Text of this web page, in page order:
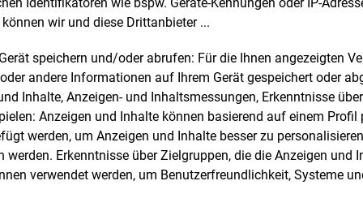
wir und diese Drittanbieter ...
speichern und/oder abrufen: Für die Ihnen angezeigten
andere Informationen auf Ihrem Gerät gespeichert oder
Inhalte, Anzeigen- und Inhaltsmessungen, Erkenntnisse
Anzeigen und Inhalte können basierend auf einem Profil
werden, um Anzeigen und Inhalte besser zu
werden. Erkenntnisse über Zielgruppen, die die Anzeigen und
verwendet werden, um Benutzerfreundlichkeit, Systeme
landbasierten LNG-Terminals, die
die Speicher- und
(FSRU) ergänzen
ersetzen sollen, über die
derzeit verflüssigtes Erdgas
ersten Ausbaustufe soll in Stade ein
LNG-Terminal in Betrieb
dessen Infrastruktur auch für Bio-LNG
E&M
E&M